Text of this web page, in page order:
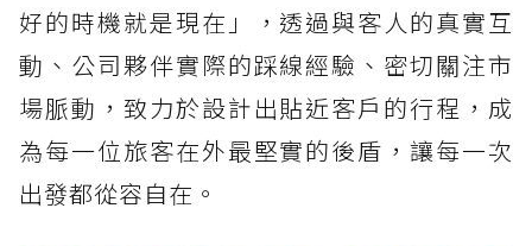
好的時機就是現在」，透過與客人的真實互
動、公司夥伴實際的踩線經驗、密切關注市
場脈動，致力於設計出貼近客戶的行程，成
為每一位旅客在外最堅實的後盾，讓每一次
出發都從容自在。